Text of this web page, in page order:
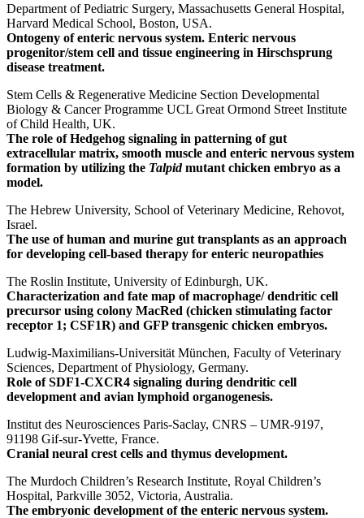
Department of Pediatric Surgery, Massachusetts General Hospital,
Harvard Medical School, Boston, USA.
Ontogeny of enteric nervous system. Enteric nervous
progenitor/stem cell and tissue engineering in Hirschsprung
disease treatment.
Stem Cells & Regenerative Medicine Section Developmental
Biology & Cancer Programme UCL Great Ormond Street Institute
of Child Health, UK.
The role of Hedgehog signaling in patterning of gut
extracellular matrix, smooth muscle and enteric nervous system
formation by utilizing the Talpidmutant chicken embryo as a
model.
The Hebrew University, School of Veterinary Medicine, Rehovot,
Israel.
The use of human and murine gut transplants as an approach
for developing cell-based therapy for enteric neuropathies
The Roslin Institute, University of Edinburgh, UK.
Characterization and fate map of macrophage/ dendritic cell
precursor using colony MacRed (chicken stimulating factor
receptor 1; CSF1R) and GFP transgenic chicken embryos.
Ludwig-Maximilians-Universität München, Faculty of Veterinary
Sciences, Department of Physiology, Germany.
Role of SDF1-CXCR4 signaling during dendritic cell
development and avian lymphoid organogenesis.
Institut des Neurosciences Paris-Saclay, CNRS – UMR-9197,
91198 Gif-sur-Yvette, France.
Cranial neural crest cells and thymus development.
The Murdoch Children’s Research Institute, Royal Children’s
Hospital, Parkville 3052, Victoria, Australia.
The embryonic development of the enteric nervous system.